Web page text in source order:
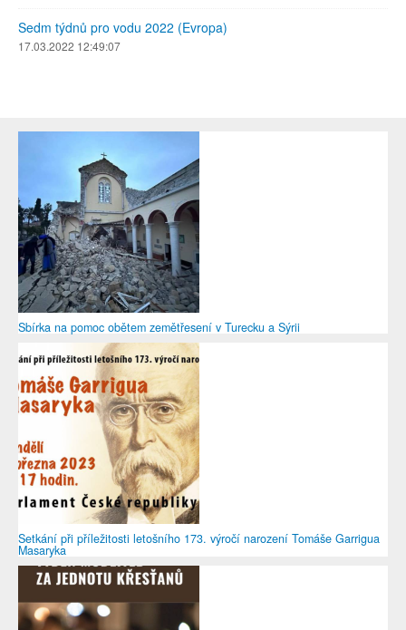
Sedm týdnů pro vodu 2022 (Evropa)
17.03.2022 12:49:07
Sbírka na pomoc obětem zemětřesení v Turecku a Sýrii
Setkání při příležitosti letošního 173. výročí narození Tomáše Garrigua
Masaryka